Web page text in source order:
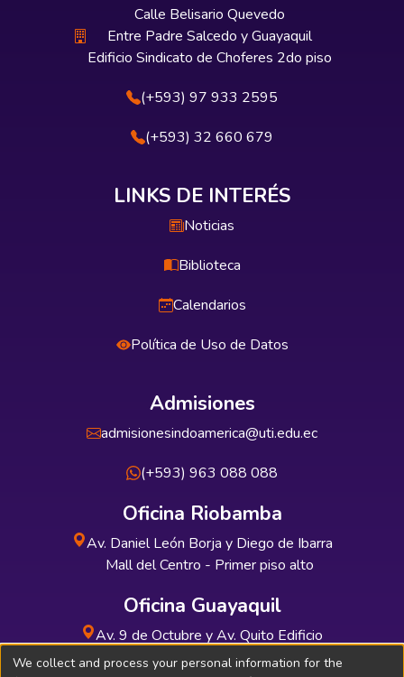
Calle Belisario Quevedo
Entre Padre Salcedo y Guayaquil
Edificio Sindicato de Choferes 2do piso
(+593) 97 933 2595
(+593) 32 660 679
LINKS DE INTERÉS
Noticias
Biblioteca
Calendarios
Política de Uso de Datos
Admisiones
admisionesindoamerica@uti.edu.ec
(+593) 963 088 088
Oficina Riobamba
Av. Daniel León Borja y Diego de Ibarra
Mall del Centro - Primer piso alto
Oficina Guayaquil
Av. 9 de Octubre y Av. Quito Edificio
INDUAUTO - Planta baja
We collect and process your personal information for the